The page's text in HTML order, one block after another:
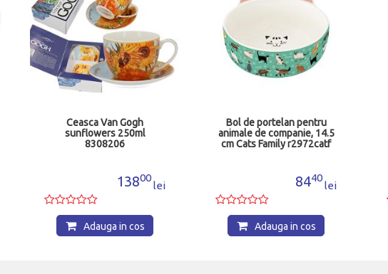
Ceasca Van Gogh
sunflowers 250ml
8308206
13800
lei
Adauga in cos
Bol de portelan pentru
animale de companie, 14.5
cm Cats Family r2972catf
8440
lei
Adauga in cos